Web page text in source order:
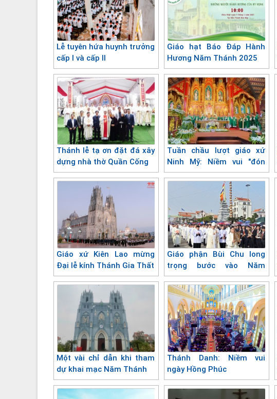
Lễ tuyên hứa huynh trưởng
cấp I và cấp II
Giáo hạt Báo Đáp Hành
Hương Năm Thánh 2025
Thánh lễ tạ ơn đặt đá xây
dựng nhà thờ Quần Cống
Tuần chầu lượt giáo xứ
Ninh Mỹ: Niềm vui "đón
tiếp"
Giáo xứ Kiên Lao mừng
Đại lễ kính Thánh Gia Thất
Giáo phận Bùi Chu long
trọng bước vào Năm
Thánh
Một vài chỉ dẫn khi tham
dự khai mạc Năm Thánh
Thánh Danh: Niềm vui
ngày Hồng Phúc